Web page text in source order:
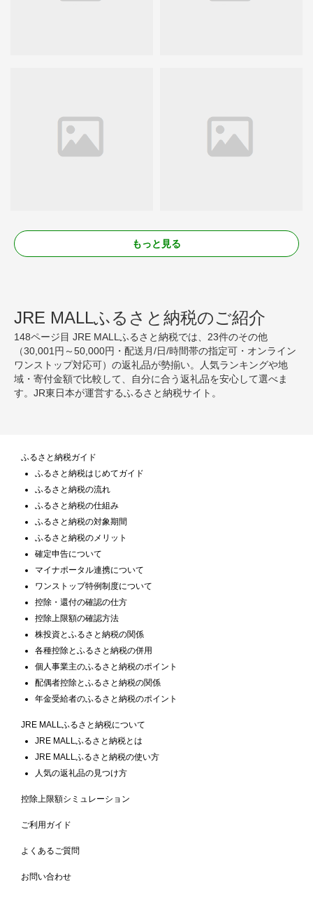
もっと見る
JRE MALLふるさと納税のご紹介
148ページ目 JRE MALLふるさと納税では、23件のその他
（30,001円～50,000円・配送月/日/時間帯の指定可・オンライン
ワンストップ対応可）の返礼品が勢揃い。人気ランキングや地
域・寄付金額で比較して、自分に合う返礼品を安心して選べま
す。JR東日本が運営するふるさと納税サイト。
ふるさと納税ガイド
ふるさと納税はじめてガイド
ふるさと納税の流れ
ふるさと納税の仕組み
ふるさと納税の対象期間
ふるさと納税のメリット
確定申告について
マイナポータル連携について
ワンストップ特例制度について
控除・還付の確認の仕方
控除上限額の確認方法
株投資とふるさと納税の関係
各種控除とふるさと納税の併用
個人事業主のふるさと納税のポイント
配偶者控除とふるさと納税の関係
年金受給者のふるさと納税のポイント
JRE MALLふるさと納税について
JRE MALLふるさと納税とは
JRE MALLふるさと納税の使い方
人気の返礼品の見つけ方
控除上限額シミュレーション
ご利用ガイド
よくあるご質問
お問い合わせ